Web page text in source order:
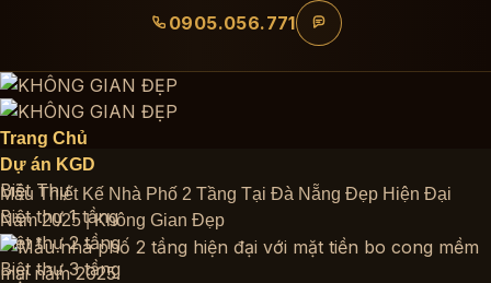
dung
0905.056.771
Trang Chủ
Dự án KGD
Biệt Thự
Biệt thự 1 tầng
Biệt thự 2 tầng
Biệt thự 3 tầng
Mẫu Thiết Kế Nhà Phố 2 Tầng Tại Đà Nẵng Đẹp Hiện Đại
Năm 2025 | Không Gian Đẹp